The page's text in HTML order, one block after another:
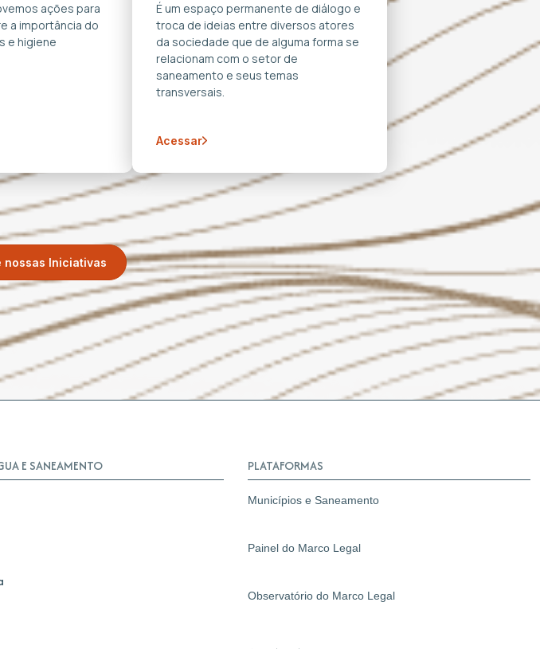
ações para
a importância do
e higiene
É um espaço permanente de diálogo e
troca de ideias entre diversos atores
da sociedade que de alguma forma se
relacionam com o setor de
saneamento e seus temas
transversais.
Acessar
nossas Iniciativas
E SANEAMENTO PLATAFORMAS
Municípios e Saneamento
Painel do Marco Legal
Observatório do Marco Legal